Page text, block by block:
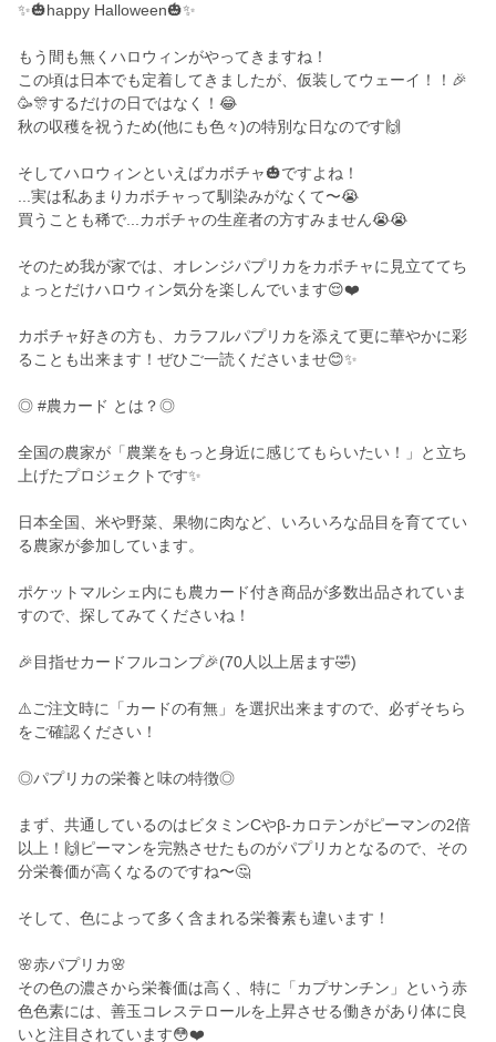
✨🎃happy Halloween🎃✨
もう間も無くハロウィンがやってきますね！
この頃は日本でも定着してきましたが、仮装してウェーイ！！🎉
🥳🎊するだけの日ではなく！😂
秋の収穫を祝うため(他にも色々)の特別な日なのです🙌
そしてハロウィンといえばカボチャ🎃ですよね！
...実は私あまりカボチャって馴染みがなくて〜😭
買うことも稀で...カボチャの生産者の方すみません😭😭
そのため我が家では、オレンジパプリカをカボチャに見立ててち
ょっとだけハロウィン気分を楽しんでいます😌❤️
カボチャ好きの方も、カラフルパプリカを添えて更に華やかに彩
ることも出来ます！ぜひご一読くださいませ😊✨
◎ #農カード とは？◎
全国の農家が「農業をもっと身近に感じてもらいたい！」と立ち
上げたプロジェクトです✨
日本全国、米や野菜、果物に肉など、いろいろな品目を育ててい
る農家が参加しています。
ポケットマルシェ内にも農カード付き商品が多数出品されていま
すので、探してみてくださいね！
🎉目指せカードフルコンプ🎉(70人以上居ます🤣)
⚠️ご注文時に「カードの有無」を選択出来ますので、必ずそちら
をご確認ください！
◎パプリカの栄養と味の特徴◎
まず、共通しているのはビタミンCやβ-カロテンがピーマンの2倍
以上！🙌ピーマンを完熟させたものがパプリカとなるので、その
分栄養価が高くなるのですね〜🤔
そして、色によって多く含まれる栄養素も違います！
🌸赤パプリカ🌸
その色の濃さから栄養価は高く、特に「カプサンチン」という赤
色色素には、善玉コレステロールを上昇させる働きがあり体に良
いと注目されています😳❤️